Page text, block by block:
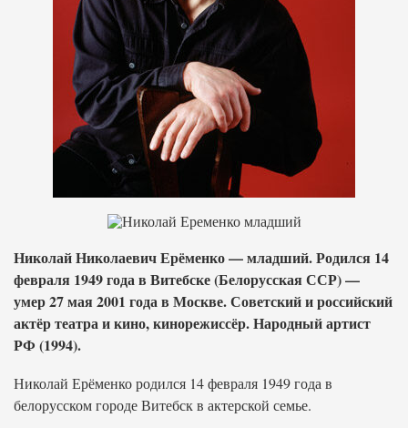
Николай Николаевич Ерёменко — младший. Родился 14
февраля 1949 года в Витебске (Белорусская ССР) —
умер 27 мая 2001 года в Москве. Советский и российский
актёр театра и кино, кинорежиссёр. Народный артист
РФ (1994).
Николай Ерёменко родился 14 февраля 1949 года в
белорусском городе Витебск в актерской семье.